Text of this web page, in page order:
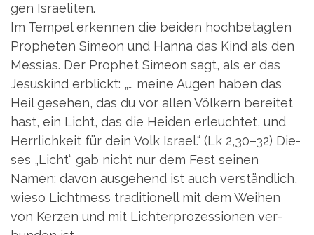
gen Israe­li­ten.
Im Tem­pel erken­nen die bei­den hoch­be­tag­ten
Pro­phe­ten Sime­on und Han­na das Kind als den
Mes­si­as. Der Pro­phet Sime­on sagt, als er das
Jesus­kind erblickt: „… mei­ne Augen haben das
Heil gese­hen, das du vor allen Völ­kern berei­tet
hast, ein Licht, das die Hei­den erleuch­tet, und
Herr­lich­keit für dein Volk Isra­el.“ (Lk 2,30–32) Die­
ses „Licht“ gab nicht nur dem Fest sei­nen
Namen; davon aus­ge­hend ist auch ver­ständ­lich,
wie­so Licht­mess tra­di­tio­nell mit dem Wei­hen
von Ker­zen und mit Lich­ter­pro­zes­sio­nen ver­